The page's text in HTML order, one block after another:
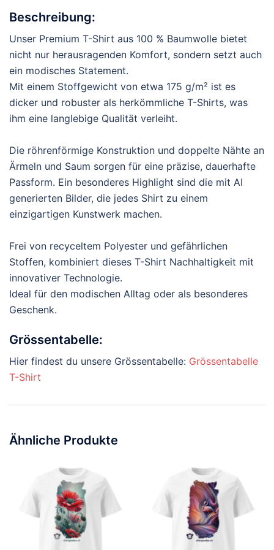
Beschreibung:
Unser Premium T-Shirt aus 100 % Baumwolle bietet
nicht nur herausragenden Komfort, sondern setzt auch
ein modisches Statement.
Mit einem Stoffgewicht von etwa 175 g/m² ist es
dicker und robuster als herkömmliche T-Shirts, was
ihm eine langlebige Qualität verleiht.
Die röhrenförmige Konstruktion und doppelte Nähte an
Ärmeln und Saum sorgen für eine präzise, dauerhafte
Passform. Ein besonderes Highlight sind die mit AI
generierten Bilder, die jedes Shirt zu einem
einzigartigen Kunstwerk machen.
Frei von recyceltem Polyester und gefährlichen
Stoffen, kombiniert dieses T-Shirt Nachhaltigkeit mit
innovativer Technologie.
Ideal für den modischen Alltag oder als besonderes
Geschenk.
Grössentabelle:
Hier findest du unsere Grössentabelle: Grössentabelle
T-Shirt
Ähnliche Produkte